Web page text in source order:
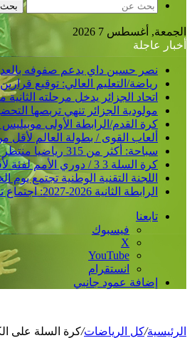
الجمعة, أغسطس 7 2026
أخبار عاجلة
نصر حسين داي يدعم صفوفه
رياضة/التعليم العالي: توقيع
اتحاد الجزائر يدخل مرحلته
مولودية الجزائر تنهي تربصها
كرة القدم/الرابطة الأولى
ألعاب القوى / بطولة العالم لأقل من 20 سنة: يونس عياشي أبرز الآمال الجزائرية للتتويج بميدالية
سباحة: أكثر من 315 رياضيا منتظر في الطبعة الرابعة لسباق عبور خليج الجزائر
كرة السلة 3 3 / دوري الأمم لفئة لأقل من 23 سنة : المنتخب الجزائري /ذكور/ يحقق فوزا ثانيا و يدعم مركزه في الصدارة
اللجنة التقنية الوطنية تجتمع
الرابطة الثانية 2026-2027: اجتماع تنسيقي للرابطة الوطنية للهواة متبوع بسحب قرعة الرزنامة يوم الأحد المقبل
تابعنا
فيسبوك
‫X
‫YouTube
انستقرام
إضافة عمود جانبي
الرئيسية/كل الرياضات/كرة السلة على